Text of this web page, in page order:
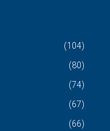
(104)
(80)
(74)
(67)
(66)